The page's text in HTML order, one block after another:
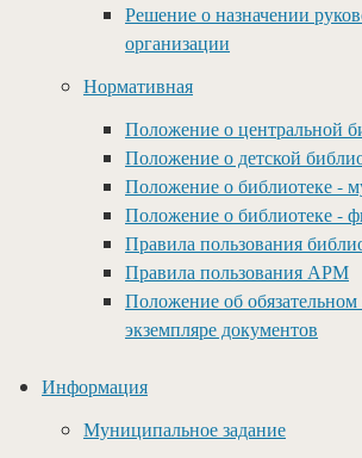
Решение о назначении
организации
Нормативная
Положение о центральной
Положение о детской
Положение о библиотеке -
Положение о библиотеке -
Правила пользования
Правила пользования АРМ
Положение об
экземпляре документов
Информация
Муниципальное задание